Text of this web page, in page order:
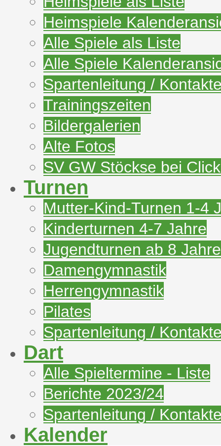
Heimspiele
Alle Spiele als Liste
Alle Spiele
Spartenleitung /
Trainingszeiten
Bildergalerien
Alte Fotos
SV GW Stöckse bei
Turnen
Mutter-Kind-Turnen 1-4
Kinderturnen 4-7 Jahre
Jugendturnen ab 8 Jahre
Damengymnastik
Herrengymnastik
Pilates
Spartenleitung /
Dart
Alle Spieltermine - Liste
Berichte 2023/24
Spartenleitung /
Kalender